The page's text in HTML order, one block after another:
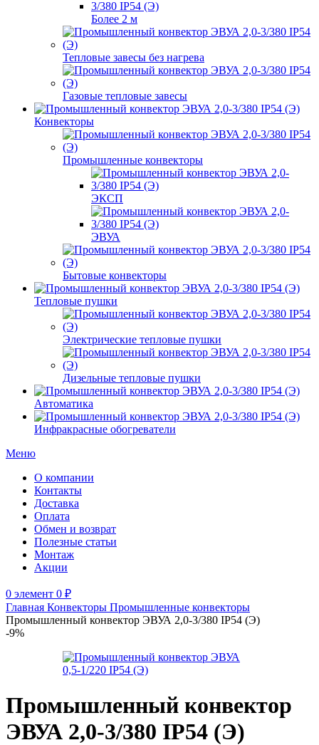
Более 2 м
Тепловые завесы без нагрева
Газовые тепловые завесы
Конвекторы
Промышленные конвекторы
ЭКСП
ЭВУА
Бытовые конвекторы
Тепловые пушки
Электрические тепловые пушки
Дизельные тепловые пушки
Автоматика
Инфракрасные обогреватели
Меню
О компании
Контакты
Доставка
Оплата
Обмен и возврат
Полезные статьи
Монтаж
Акции
0 элемент 0 ₽
Главная Конвекторы Промышленные конвекторы
Промышленный конвектор ЭВУА 2,0-3/380 IP54 (Э)
-9%
Промышленный конвектор
ЭВУА 2,0-3/380 IP54 (Э)